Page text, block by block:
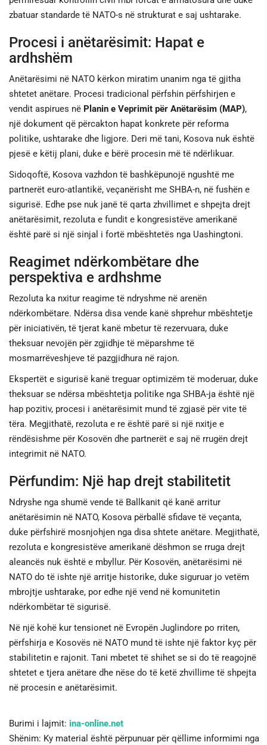
zbatuar standarde të NATO-s në strukturat e saj ushtarake.
Procesi i anëtarësimit: Hapat e
ardhshëm
Anëtarësimi në NATO kërkon miratim unanim nga të gjitha
shtetet anëtare. Procesi tradicional përfshin përfshirjen e
vendit aspirues në Planin e Veprimit për Anëtarësim (MAP),
një dokument që përcakton hapat konkrete për reforma
politike, ushtarake dhe ligjore. Deri më tani, Kosova nuk është
pjesë e këtij plani, duke e bërë procesin më të ndërlikuar.
Sidoqoftë, Kosova vazhdon të bashkëpunojë ngushtë me
partnerët euro-atlantikë, veçanërisht me SHBA-n, në fushën e
sigurisë. Edhe pse nuk janë të qarta zhvillimet e shpejta drejt
anëtarësimit, rezoluta e fundit e kongresistëve amerikanë
është parë si një sinjal i fortë mbështetës nga Uashingtoni.
Reagimet ndërkombëtare dhe
perspektiva e ardhshme
Rezoluta ka nxitur reagime të ndryshme në arenën
ndërkombëtare. Ndërsa disa vende kanë shprehur mbështetje
për iniciativën, të tjerat kanë mbetur të rezervuara, duke
theksuar nevojën për zgjidhje të mëparshme të
mosmarrëveshjeve të pazgjidhura në rajon.
Ekspertët e sigurisë kanë treguar optimizëm të moderuar, duke
theksuar se ndërsa mbështetja politike nga SHBA-ja është një
hap pozitiv, procesi i anëtarësimit mund të zgjasë për vite të
tëra. Megjithatë, rezoluta e re është parë si një nxitje e
rëndësishme për Kosovën dhe partnerët e saj në rrugën drejt
integrimit në NATO.
Përfundim: Një hap drejt stabilitetit
Ndryshe nga shumë vende të Ballkanit që kanë arritur
anëtarësimin në NATO, Kosova përballë sfidave të veçanta,
duke përfshirë mosnjohjen nga disa shtete anëtare. Megjithatë,
rezoluta e kongresistëve amerikanë dëshmon se rruga drejt
aleancës nuk është e mbyllur. Për Kosovën, anëtarësimi në
NATO do të ishte një arritje historike, duke siguruar jo vetëm
mbrojtje ushtarake, por edhe një vend në komunitetin
ndërkombëtar të sigurisë.
Në një kohë kur tensionet në Evropën Juglindore po rriten,
përfshirja e Kosovës në NATO mund të ishte një faktor kyç për
stabilitetin e rajonit. Tani mbetet të shihet se si do të reagojnë
shtetet e tjera anëtare dhe nëse do të ketë zhvillime të shpejta
në procesin e anëtarësimit.
Burimi i lajmit: ina-online.net
Shënim: Ky material është përpunuar për qëllime informimi nga